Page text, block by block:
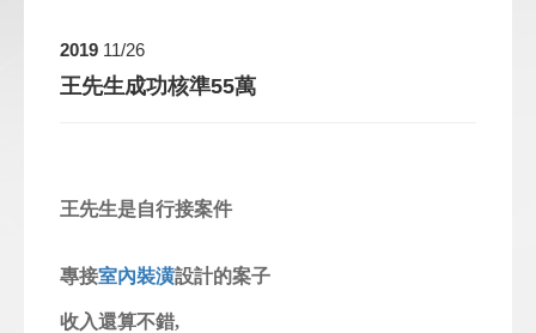
2019 11/26
王先生成功核準55萬
王先生是自行接案件
專接室內裝潢設計的案子
收入還算不錯,